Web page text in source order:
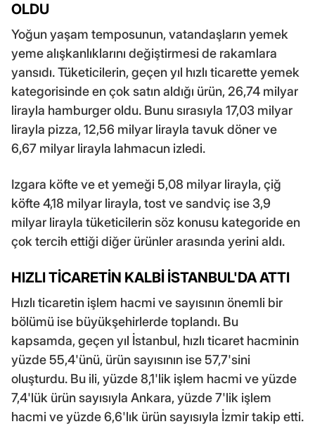
OLDU
Yoğun yaşam temposunun, vatandaşların yemek
yeme alışkanlıklarını değiştirmesi de rakamlara
yansıdı. Tüketicilerin, geçen yıl hızlı ticarette yemek
kategorisinde en çok satın aldığı ürün, 26,74 milyar
lirayla hamburger oldu. Bunu sırasıyla 17,03 milyar
lirayla pizza, 12,56 milyar lirayla tavuk döner ve
6,67 milyar lirayla lahmacun izledi.
Izgara köfte ve et yemeği 5,08 milyar lirayla, çiğ
köfte 4,18 milyar lirayla, tost ve sandviç ise 3,9
milyar lirayla tüketicilerin söz konusu kategoride en
çok tercih ettiği diğer ürünler arasında yerini aldı.
HIZLI TİCARETİN KALBİ İSTANBUL'DA ATTI
Hızlı ticaretin işlem hacmi ve sayısının önemli bir
bölümü ise büyükşehirlerde toplandı. Bu
kapsamda, geçen yıl İstanbul, hızlı ticaret hacminin
yüzde 55,4'ünü, ürün sayısının ise 57,7'sini
oluşturdu. Bu ili, yüzde 8,1'lik işlem hacmi ve yüzde
7,4'lük ürün sayısıyla Ankara, yüzde 7'lik işlem
hacmi ve yüzde 6,6'lık ürün sayısıyla İzmir takip etti.